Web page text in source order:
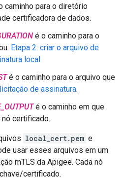
caminho para o diretório
certificadora de dados.
é o caminho para o
Etapa 2: criar o arquivo de
local
é o caminho para o arquivo que
de assinatura.
é o caminho em que
certificado.
local_cert.pem e
usar esses arquivos em um
mTLS da Apigee. Cada nó
certificado.